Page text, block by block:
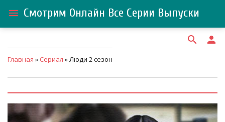
menu Смотрим Онлайн Все Серии Выпуски
search person
Главная » Сериал » Люди 2 сезон